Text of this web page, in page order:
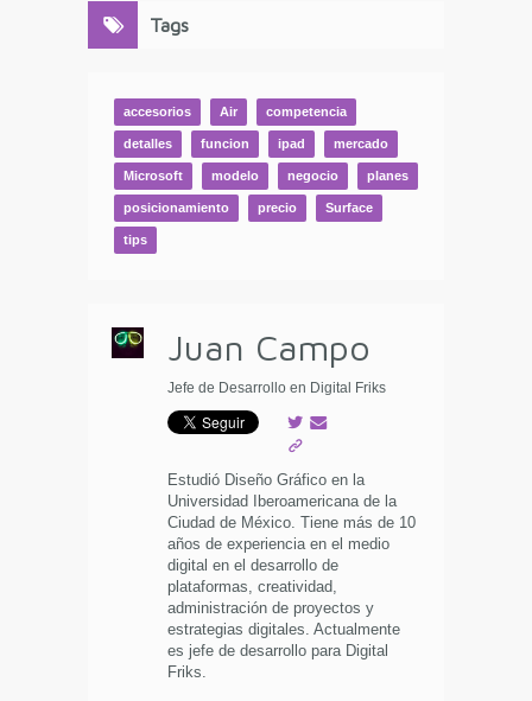
Tags
accesorios Air competencia
detalles funcion ipad mercado
Microsoft modelo negocio planes
posicionamiento precio Surface
tips
Juan Campo
Jefe de Desarrollo en Digital Friks
Estudió Diseño Gráfico en la
Universidad Iberoamericana de la
Ciudad de México. Tiene más de 10
años de experiencia en el medio
digital en el desarrollo de
plataformas, creatividad,
administración de proyectos y
estrategias digitales. Actualmente
es jefe de desarrollo para Digital
Friks.